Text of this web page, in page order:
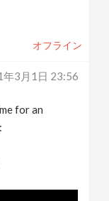
オフライン
年3月1日 23:56
for an